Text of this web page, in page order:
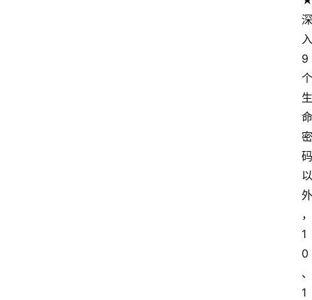
深
入
9
个
生
命
密
码
以
外
，
1
0
、
1